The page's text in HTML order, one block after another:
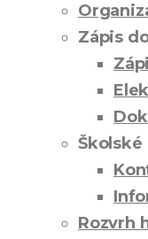
Zápis
Školské
Rozvrh